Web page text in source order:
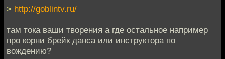
> http://goblintv.ru/
там тока ваши творения а где остальное например
про корни брейк данса или инструктора по
вождению?